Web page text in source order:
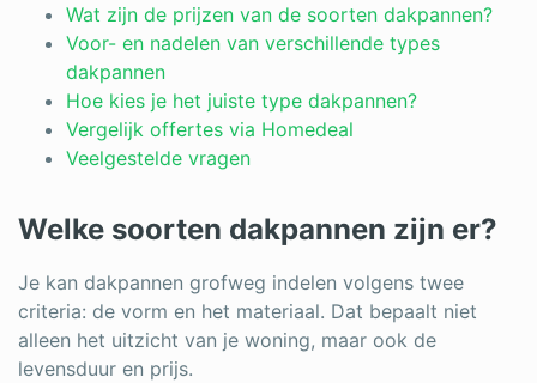
Zonwering
Bent u een vakspecialist?
Wat zijn de prijzen van de soorten dakpannen?
Voor- en nadelen van verschillende types
dakpannen
Hoe kies je het juiste type dakpannen?
Vergelijk offertes via Homedeal
Veelgestelde vragen
Welke soorten dakpannen zijn er?
Je kan dakpannen grofweg indelen volgens twee
criteria: de vorm en het materiaal. Dat bepaalt niet
alleen het uitzicht van je woning, maar ook de
levensduur en prijs.